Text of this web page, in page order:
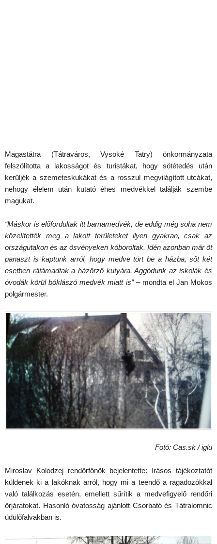
Magastátra (Tátraváros, Vysoké Tatry) önkormányzata
felszólította a lakosságot és turistákat, hogy sötétedés után
kerüljék a szemeteskukákat és a rosszul megvilágított utcákat,
nehogy élelem után kutató éhes medvékkel találják szembe
magukat.
“Máskor is előfordultak itt barnamedvék, de eddig még soha nem
közelítették meg a lakott területeket ilyen gyakran, csak az
országutakon és az ösvényeken kóboroltak. Idén azonban már öt
panaszt is kaptunk arról, hogy medve tört be a házba, sőt két
esetben rátámadtak a házőrző kutyára. Aggódunk az iskolák és
óvodák körül bóklászó medvék miatt is”– mondta el Jan Mokos
polgármester.
Fotó: Cas.sk / iglu
Miroslav Kolodzej rendőrfőnök bejelentette: írásos tájékoztatót
küldenek ki a lakóknak arról, hogy mi a teendő a ragadozókkal
való találkozás esetén, emellett sűrítik a medvefigyelő rendőri
őrjáratokat. Hasonló óvatosság ajánlott Csorbató és Tátralomnic
üdülőfalvakban is.